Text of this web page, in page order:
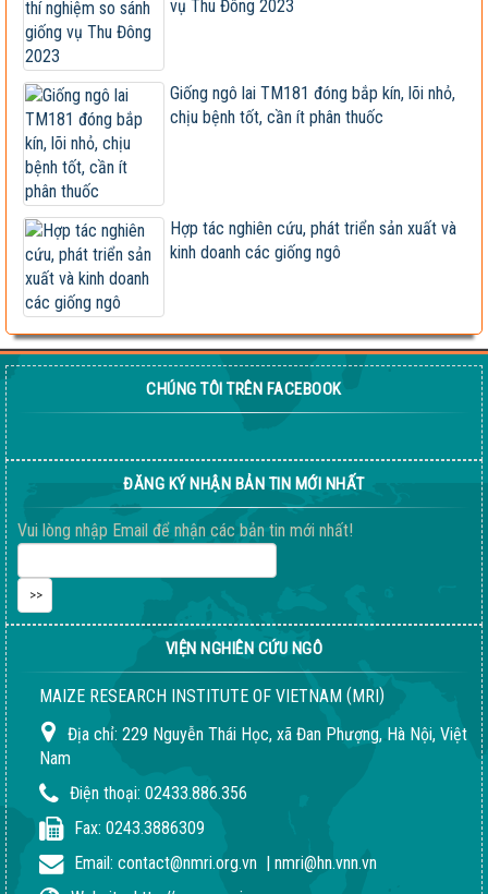
Xây dựng và hoàn thiện quy trình canh tác ngô sinh
khối tuần...
Hội nghị cán bộ, viên chức và người lao động 2023
Vietseed độc quyền hợp tác phát triển giống ngô lai
VS201
cũng hay!
Khi nào chấm dứt chi hàng tỷ đô nhập khẩu ngô?
HỘI THẢO KHOA HỌC “TỔNG KẾT CÔNG TÁC
NGHIÊN CỨU KHOA HỌC VÀ...
Giúp nông dân sản xuất ngô sinh khối theo tư duy
thị trường
Sầm Sơn 20026 – Món quà tinh thần ý nghĩa !
vụ Thu Đông 2023
Giống ngô lai TM181 đóng bắp kín, lõi nhỏ,
chịu bệnh tốt, cần ít phân thuốc
Hợp tác nghiên cứu, phát triển sản xuất và
kinh doanh các giống ngô
CHÚNG TÔI TRÊN FACEBOOK
ĐĂNG KÝ NHẬN BẢN TIN MỚI NHẤT
Vui lòng nhập Email để nhận các bản tin mới nhất!
VIỆN NGHIÊN CỨU NGÔ
MAIZE RESEARCH INSTITUTE OF VIETNAM (MRI)
Địa chỉ: 229 Nguyễn Thái Học, xã Đan Phượng, Hà Nội, Việt
Nam
Điện thoại: 02433.886.356
Fax: 0243.3886309
Email: contact@nmri.org.vn | nmri@hn.vnn.vn